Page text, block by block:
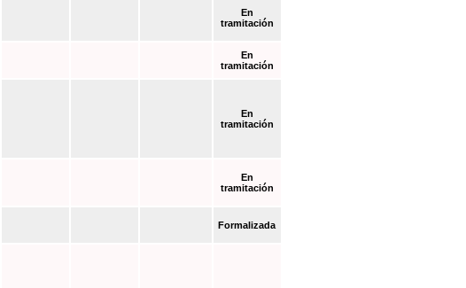
En
tramitación
En
tramitación
En
tramitación
En
tramitación
Formalizada